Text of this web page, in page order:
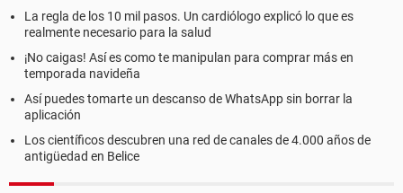
La regla de los 10 mil pasos. Un cardiólogo explicó lo que es
realmente necesario para la salud
¡No caigas! Así es como te manipulan para comprar más en
temporada navideña
Así puedes tomarte un descanso de WhatsApp sin borrar la
aplicación
Los científicos descubren una red de canales de 4.000 años de
antigüedad en Belice